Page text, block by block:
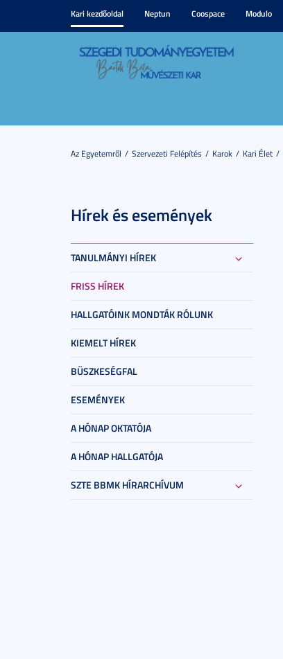
Kari kezdőoldal Neptun Coospace Modulo
Az Egyetemről Szervezeti Felépítés Karok Kari Élet
Hírek és események
TANULMÁNYI HÍREK
FRISS HÍREK
HALLGATÓINK MONDTÁK RÓLUNK
KIEMELT HÍREK
BÜSZKESÉGFAL
ESEMÉNYEK
A HÓNAP OKTATÓJA
A HÓNAP HALLGATÓJA
SZTE BBMK HÍRARCHÍVUM